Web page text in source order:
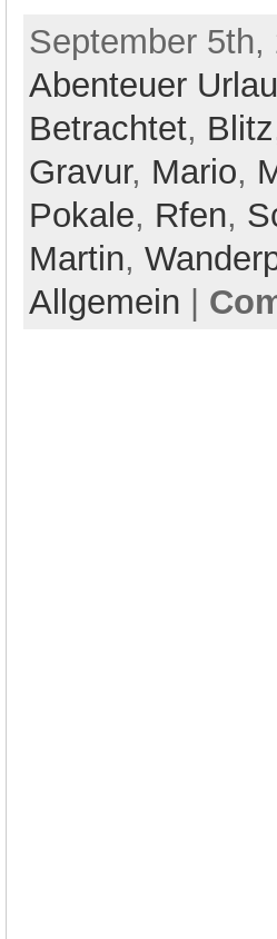
September 5th,
Abenteuer
Betrachtet, Blitz
Gravur, Mario,
Pokale, Rfen,
Martin,
Allgemein |